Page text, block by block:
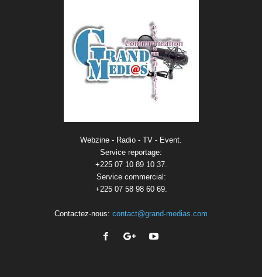
Webzine - Radio - TV - Event.
Service reportage:
+225 07 10 89 10 37.
Service commercial:
+225 07 58 98 60 69.
Contactez-nous: contact@grand-medias.com